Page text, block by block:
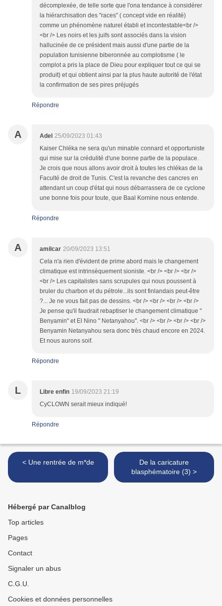
décomplexée, de telle sorte que l'ona tendance à considérer
la hiérarchisation des "races" ( concept vide en réalité)
comme un phénomène naturel établi et incontestable<br />
<br /> Les noirs et les juifs sont associés dans la vision
hallucinée de ce président mais aussi d'une partie de la
population tunisienne biberonnée au complotisme ( le
complot a pris la place de Dieu pour expliquer tout ce qui se
produit) et qui obtient ainsi par la plus haute autorité de l'état
la confirmation de ses pires préjugés
Répondre
A Adel 25/09/2023 01:43
Kaiser Chléka ne sera qu'un minable connard et opportuniste
qui mise sur la crédulité d'une bonne partie de la populace.
Je crois que nous allons avoir droit à toutes les chlékas de la
Faculté de droit de Tunis. C'est la revanche des cancres en
attendant un coup d'état qui nous débarrassera de ce cyclone
une bonne fois pour toute, que Baal Kornine nous entende.
Répondre
A amilcar 20/09/2023 13:51
Cela n'a rien d'évident de prime abord mais le changement
climatique est intrinsèquement sioniste. <br /> <br /> <br />
<br /> Les capitalistes sans scrupules qui nous poussent à
bruler du charbon et du pétrole...ils sont finlandais peut-être
?... Je ne vous fait pas de dessins. <br /> <br /> <br /> <br />
Je pense qu'il faudrait rebaptiser le changement climatique "
Benyamin" et El Nino " Netanyahou". <br /> <br /> <br /> <br />
Benyamin Netanyahou sera donc très chaud encore en 2024.
Et nous aurons soif.
Répondre
L Libre enfin 19/09/2023 21:19
CyCLOWN serait mieux indiqué!
Répondre
< Une rentrée de m*de
De la caricature
blasphématoire (3) >
Hébergé par Canalblog
Top articles
Pages
Contact
Signaler un abus
C.G.U.
Cookies et données personnelles